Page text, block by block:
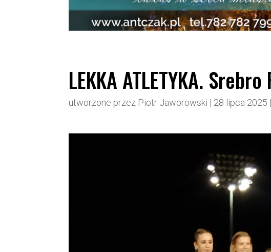
LEKKA ATLETYKA.
utworzone przez Piotr Jaworowski | 28 lipca 2025 |